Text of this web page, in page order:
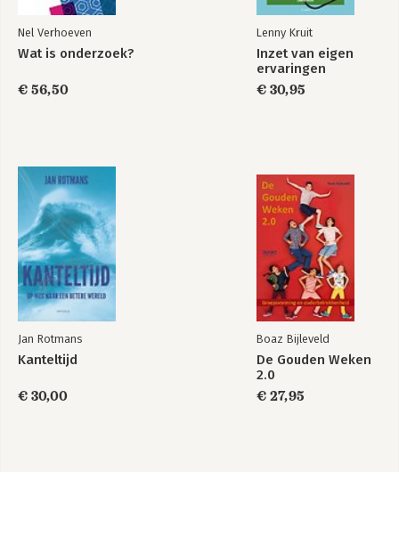
Nel Verhoeven
Wat is onderzoek?
€ 56,50
Lenny Kruit
Inzet van eigen
ervaringen
€ 30,95
Jan Rotmans
Kanteltijd
€ 30,00
Boaz Bijleveld
De Gouden Weken
2.0
€ 27,95